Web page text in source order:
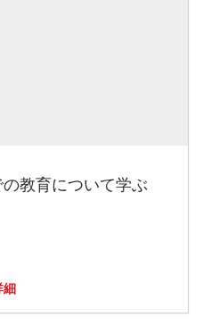
教育について学ぶ
細